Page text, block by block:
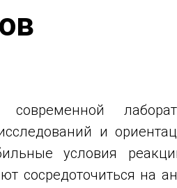
и
условия
сосредоточиться на